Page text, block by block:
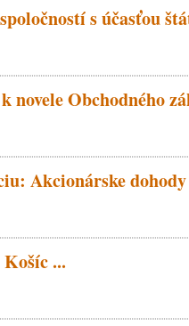
s účasťou
novele Obchodného
Akcionárske dohody
...